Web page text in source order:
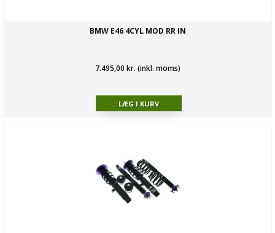
BMW E46 4CYL MOD RR IN
7.495,00 kr. (inkl. moms)